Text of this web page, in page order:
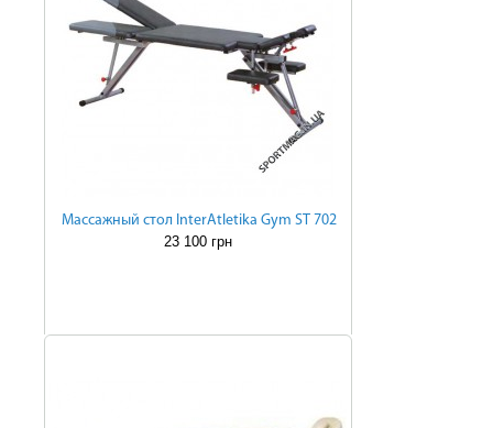
Массажный стол InterAtletika Gym ST 702
23 100 грн